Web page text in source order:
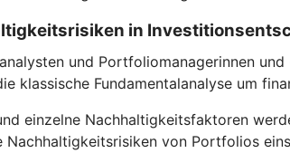
in
und Portfoliomanagerinnen
klassische Fundamentalanalyse um
einzelne Nachhaltigkeitsfaktoren
von Portfolios